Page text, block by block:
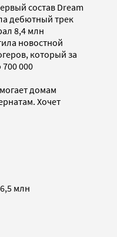
состав Dream
дебютный трек
8,4 млн
новостной
который за
000
домам
Хочет
6,5 млн